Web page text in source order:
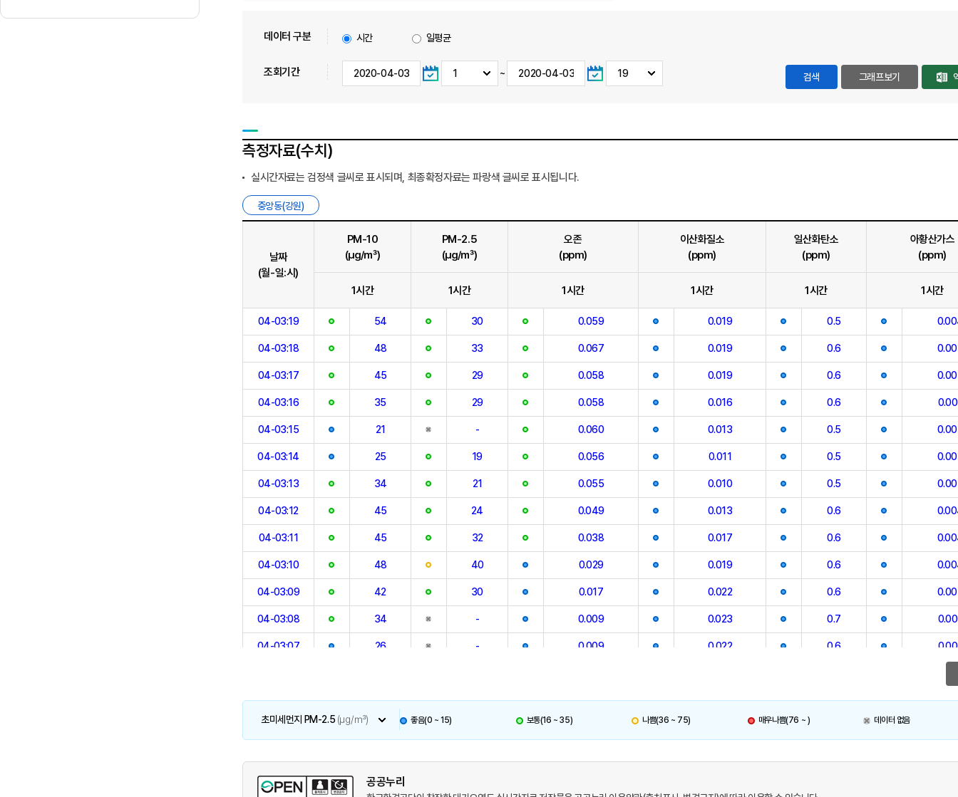
데이터 구분 시간 일평균
조회기간 ~ 검색 그래프보기
측정자료(수치)
실시간자료는 검정색 글씨로 표시되며, 최종확정자료는 파랑색 글씨로 표시됩니다.
중앙동(강원)
날짜
(월-일:시)
PM-10
(㎍/㎥)
PM-2.5
(㎍/㎥)
오존
(ppm)
이산화질소
(ppm)
일산화탄소
(ppm)
아황산가스
(ppm)
1시간 1시간 1시간 1시간 1시간 1시간
04-03:19 54 30 0.059 0.019 0.5
04-03:18 48 33 0.067 0.019 0.6
04-03:17 45 29 0.058 0.019 0.6
04-03:16 35 29 0.058 0.016 0.6
04-03:15 21 - 0.060 0.013 0.5
04-03:14 25 19 0.056 0.011 0.5
04-03:13 34 21 0.055 0.010 0.5
04-03:12 45 24 0.049 0.013 0.6
04-03:11 45 32 0.038 0.017 0.6
04-03:10 48 40 0.029 0.019 0.6
04-03:09 42 30 0.017 0.022 0.6
04-03:08 34 - 0.009 0.023 0.7
04-03:07 26 - 0.009 0.022 0.6
04-03:05 34 - 0.010 0.023 0.7
04-03:04
04-03:02 28
초미세먼지 PM-2.5(㎍/㎥) 좋음(0 ~ 15) 보통(16 ~ 35) 나쁨(36 ~ 75) 매우나쁨(76 ~ ) 데이터 없음
공공누리